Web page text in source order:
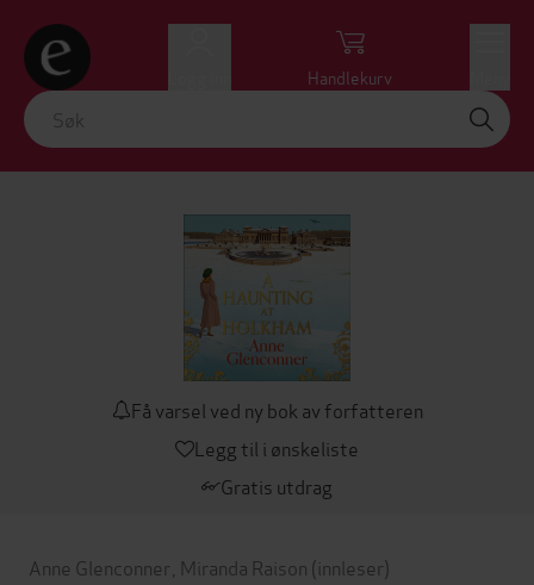
Handlekurv
Få varsel ved ny bok av forfatteren
Legg til i ønskeliste
Gratis utdrag
Anne Glenconner Miranda Raison (innleser)